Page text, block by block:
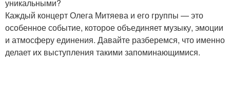
уникальными?
Каждый концерт Олега Митяева и его группы — это
особенное событие, которое объединяет музыку, эмоции
и атмосферу единения. Давайте разберемся, что именно
делает их выступления такими запоминающимися.